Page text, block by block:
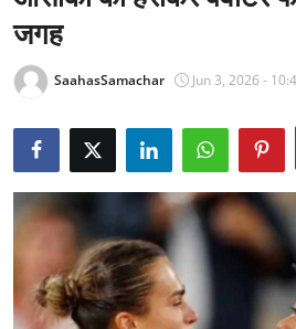
खेल
Epaper
धर्म
लाइफस्टाइल
टेक
जगह
SaahasSamachar Jun 3, 2026 -